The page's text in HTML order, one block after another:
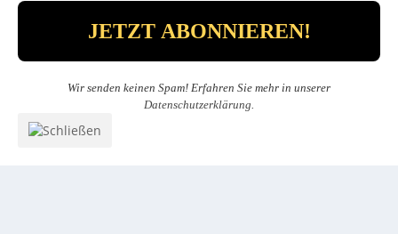
Wir senden keinen Spam! Erfahren Sie mehr in unserer
Datenschutzerklärung.